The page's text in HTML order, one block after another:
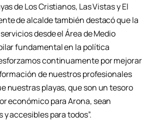
de Los Cristianos, Las Vistas y El
de alcalde también destacó que la
desde el Área de Medio
fundamental en la política
continuamente por mejorar
de nuestros profesionales
nuestras playas, que son un tesoro
económico para Arona, sean
accesibles para todos”.